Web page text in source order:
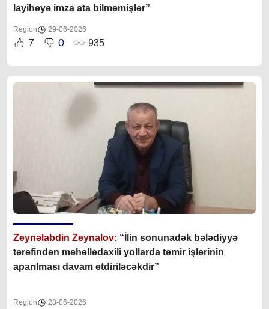
layihəyə imza ata bilməmişlər”
Region 29-06-2026
7 0 935
Zeynəlabdin Zeynalov: “İlin sonunadək bələdiyyə
tərəfindən məhəllədaxili yollarda təmir işlərinin
aparılması davam etdiriləcəkdir”
Region 28-06-2026